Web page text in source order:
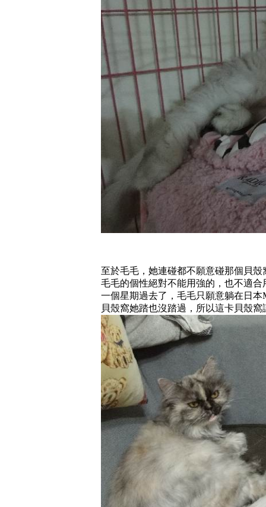
至於毛毛，她連碰都不願意碰那個貝殼
毛毛的個性絕對不能用強的，也不適
一個星期過去了，毛毛只願意躺在日本
貝殼窩她踏也沒踏過，所以這卡貝殼